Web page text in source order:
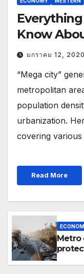
Know
มกราคม 12, 2020
“Mega city”
metropolitan
population
urbanization.
covering various
Read More
Metro